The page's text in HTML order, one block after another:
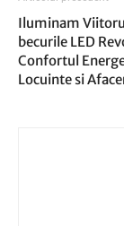
Iluminam
becurile LED
Confortul
Locuinte si